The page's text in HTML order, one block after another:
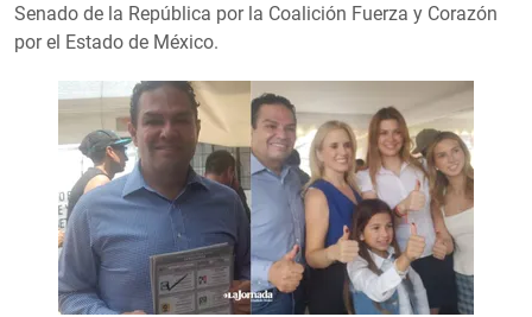
Senado de la República por la Coalición Fuerza y Corazón
por el Estado de México.